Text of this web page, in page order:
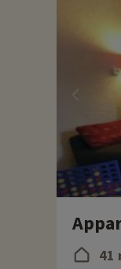
41